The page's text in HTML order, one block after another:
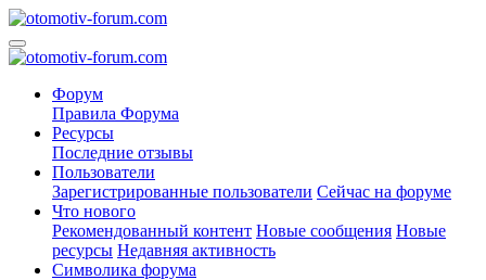
Форум
Правила Форума
Ресурсы
Последние отзывы
Пользователи
Зарегистрированные пользователи Сейчас на форуме
Что нового
Рекомендованный контент Новые сообщения Новые
ресурсы Недавняя активность
Символика форума